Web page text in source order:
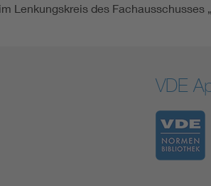
Lenkungskreis des
VDE